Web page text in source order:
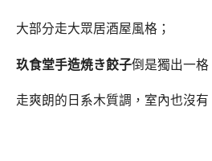
大部分走大眾居酒屋風格；
玖食堂手造焼き餃子倒是獨出一格
走爽朗的日系木質調，室內也沒有